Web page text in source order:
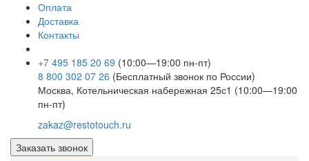
Оплата
Доставка
Контакты
+7 495 185 20 69 (10:00—19:00 пн-пт)
8 800 302 07 26 (Бесплатный звонок по России)
Москва, Котельническая набережная 25с1 (10:00—19:00
пн-пт)
zakaz@restotouch.ru
Заказать звонок